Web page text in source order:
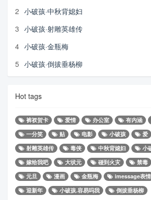
2 小破孩·中秋背媳妇
3 小破孩·射雕英雄传
4 小破孩·金瓶梅
5 小破孩·倒拔垂杨柳
Hot tags
裤衩贺卡 爱情 办公室 有内涵
一分笑
贴 电影 小破孩 爱
射雕英雄传
毒侠 中秋背媳妇
小
嫁给我吧
大状元 碰到火灾 禁毒
元旦
漫画 金瓶梅 imessage表情
迎新年
小破孩.容易吗我 倒拔垂杨柳